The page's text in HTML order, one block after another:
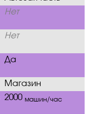
Нет
Нет
Да
Магазин
2000машин/час